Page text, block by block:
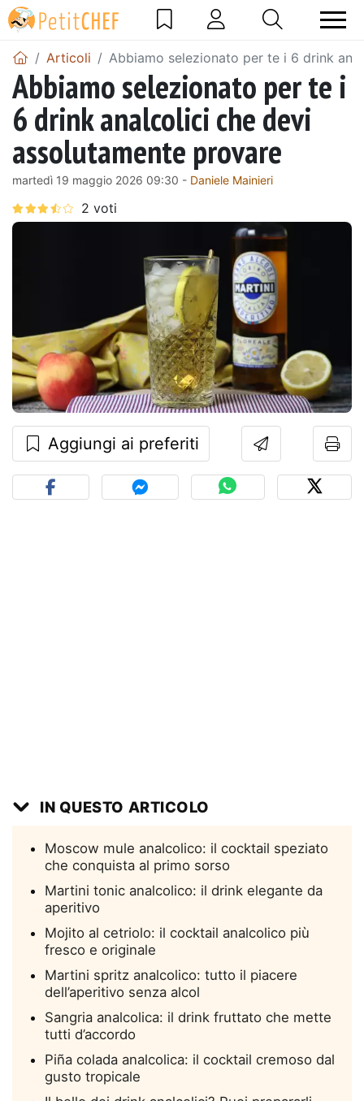
Articoli Abbiamo selezionato per te i 6 drink
Abbiamo selezionato per te i
6 drink analcolici che devi
assolutamente provare
martedì 19 maggio 2026 09:30 - Daniele Mainieri
Aggiungi ai preferiti
IN QUESTO ARTICOLO
Moscow mule analcolico: il cocktail speziato
che conquista al primo sorso
Martini tonic analcolico: il drink elegante da
aperitivo
Mojito al cetriolo: il cocktail analcolico più
fresco e originale
Martini spritz analcolico: tutto il piacere
dell’aperitivo senza alcol
Sangria analcolica: il drink fruttato che mette
tutti d’accordo
Piña colada analcolica: il cocktail cremoso dal
gusto tropicale